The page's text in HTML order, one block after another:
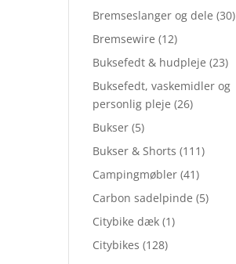
Bremseslanger og dele (30)
Bremsewire (12)
Buksefedt & hudpleje (23)
Buksefedt, vaskemidler og
personlig pleje (26)
Bukser (5)
Bukser & Shorts (111)
Campingmøbler (41)
Carbon sadelpinde (5)
Citybike dæk (1)
Citybikes (128)